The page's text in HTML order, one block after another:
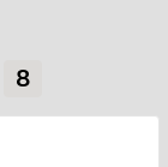
8